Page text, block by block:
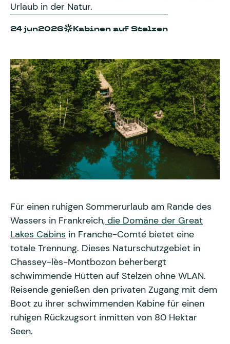
Urlaub in der Natur.
24 jun2026 Kabinen auf Stelzen
Für einen ruhigen Sommerurlaub am Rande des
Wassers in Frankreich, die Domäne der Great
Lakes Cabins in Franche-Comté bietet eine
totale Trennung. Dieses Naturschutzgebiet in
Chassey-lès-Montbozon beherbergt
schwimmende Hütten auf Stelzen ohne WLAN.
Reisende genießen den privaten Zugang mit dem
Boot zu ihrer schwimmenden Kabine für einen
ruhigen Rückzugsort inmitten von 80 Hektar
Seen.